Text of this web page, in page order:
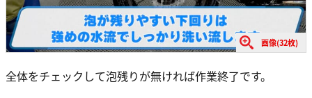
画像(32枚)
全体をチェックして泡残りが無ければ作業終了です。